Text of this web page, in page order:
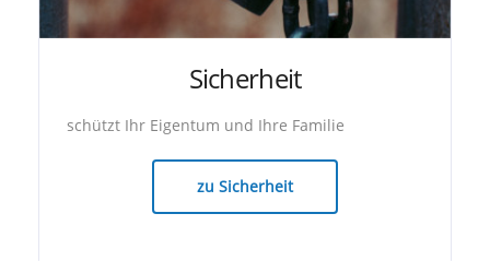
Sicherheit
schützt Ihr Eigentum und Ihre Familie
zu Sicherheit